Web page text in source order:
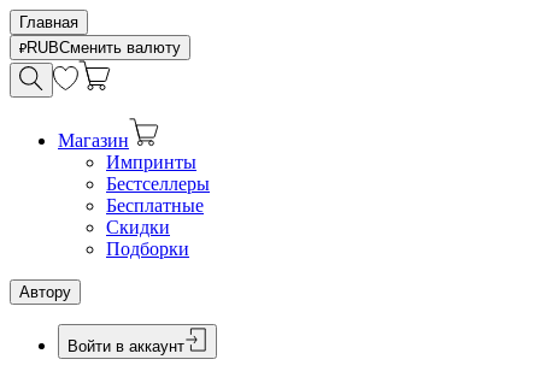
Главная
RUBСменить валюту
Магазин
Импринты
Бестселлеры
Бесплатные
Скидки
Подборки
Автору
Войти в аккаунт